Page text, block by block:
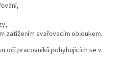
zatížením svařovacím obloukem.
očí pracovníků pohybujících se v